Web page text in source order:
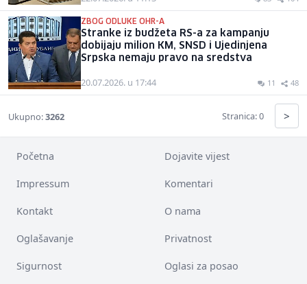
ZBOG ODLUKE OHR-A
Stranke iz budžeta RS-a za kampanju
dobijaju milion KM, SNSD i Ujedinjena
Srpska nemaju pravo na sredstva
20.07.2026. u 17:44 11 48
Ukupno:3262 Stranica: 0 >
Početna Dojavite vijest
Impressum Komentari
Kontakt O nama
Oglašavanje Privatnost
Sigurnost Oglasi za posao